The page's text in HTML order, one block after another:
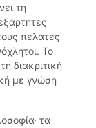
τη
πελάτες
Το
διακριτική
με γνώση
τα